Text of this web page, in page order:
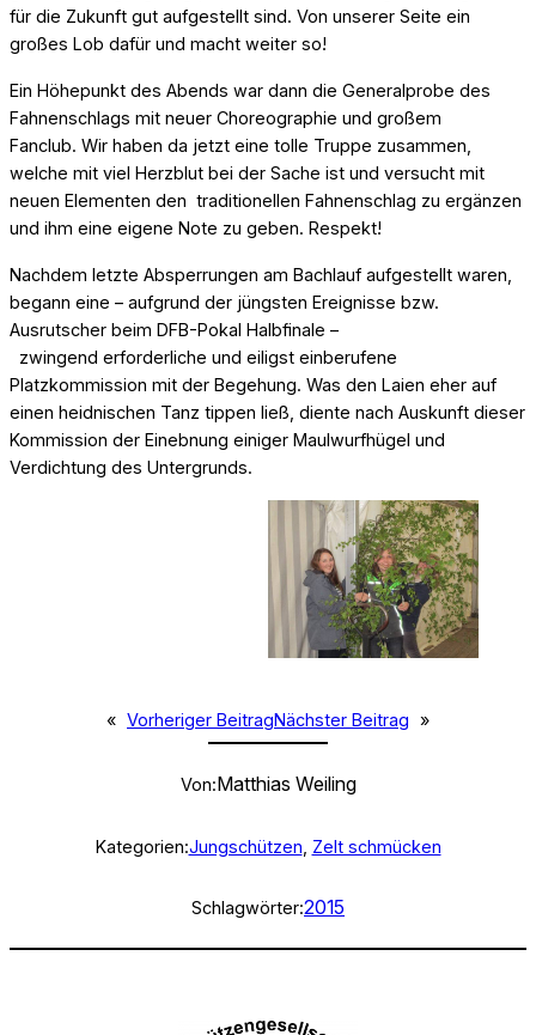
für die Zukunft gut aufgestellt sind. Von unserer Seite ein
großes Lob dafür und macht weiter so!
Ein Höhepunkt des Abends war dann die Generalprobe des
Fahnenschlags mit neuer Choreographie und großem
Fanclub. Wir haben da jetzt eine tolle Truppe zusammen,
welche mit viel Herzblut bei der Sache ist und versucht mit
neuen Elementen den traditionellen Fahnenschlag zu ergänzen
und ihm eine eigene Note zu geben. Respekt!
Nachdem letzte Absperrungen am Bachlauf aufgestellt waren,
begann eine – aufgrund der jüngsten Ereignisse bzw.
Ausrutscher beim DFB-Pokal Halbfinale –
zwingend erforderliche und eiligst einberufene
Platzkommission mit der Begehung. Was den Laien eher auf
einen heidnischen Tanz tippen ließ, diente nach Auskunft dieser
Kommission der Einebnung einiger Maulwurfhügel und
Verdichtung des Untergrunds.
« Vorheriger BeitragNächster Beitrag »
Von:Matthias Weiling
Kategorien:Jungschützen Zelt schmücken
Schlagwörter:2015